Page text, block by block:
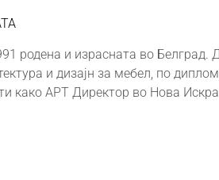
родена и израсната во
и дизајн за мебел, по
како АРТ Директор во Нова